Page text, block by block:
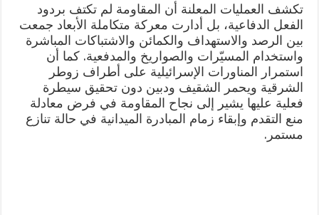
تكشف العمليات المعلنة أن المقاومة لم تكتف بردود
الفعل الدفاعية، بل أدارت معركة متكاملة الأبعاد جمعت
بين الرصد والاستهداف والكمائن والاشتباكات المباشرة
واستخدام المسيّرات والصواريخ والمدفعية. كما أن
استمرار المناورات الإسرائيلية على أطراف زوطر
الشرقية ويحمر الشقيف ودبين دون تحقيق سيطرة
فعلية عليها يشير إلى نجاح المقاومة في فرض معادلة
منع التقدم وإبقاء زمام المبادرة الميدانية في حالة تنازع
مستمر.